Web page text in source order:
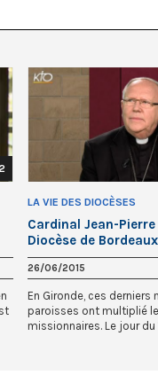
LA VIE DES DIOCÈSES
Cardinal Jean-
Diocèse de
26/06/2015
En Gironde, ces derniers
paroisses ont multiplié
missionnaires. Le jour du